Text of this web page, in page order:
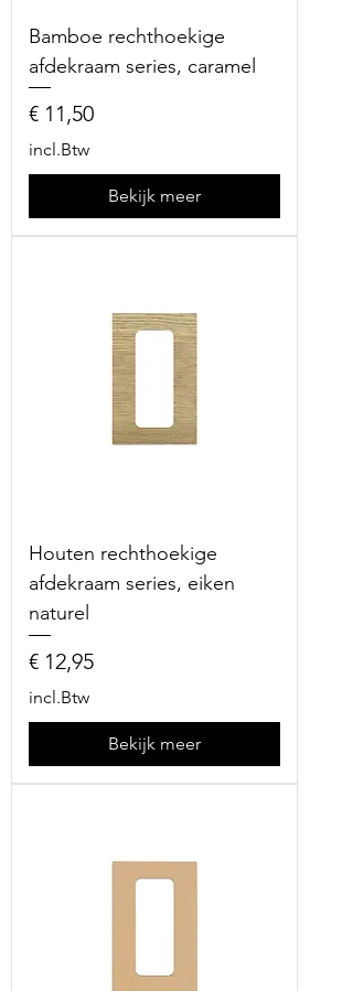
Bamboe rechthoekige
afdekraam series, caramel
Prijs
€ 11,50
incl.Btw
Bekijk meer
Houten rechthoekige
afdekraam series, eiken
naturel
Prijs
€ 12,95
incl.Btw
Bekijk meer